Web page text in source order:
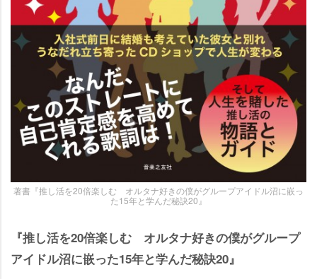
著書『推し活を20倍楽しむ オルタナ好きの僕がグループアイドル沼に嵌っ
た15年と学んだ秘訣20』
『推し活を20倍楽しむ オルタナ好きの僕がグループ
アイドル沼に嵌った15年と学んだ秘訣20』